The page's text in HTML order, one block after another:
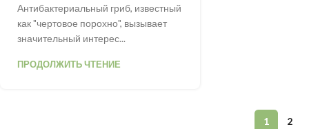
Антибактериальный гриб, известный
как "чертовое порохно", вызывает
значительный интерес...
ПРОДОЛЖИТЬ ЧТЕНИЕ
1 2